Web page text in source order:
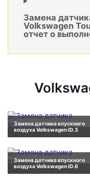
Замена
Volkswagen
отчет о
Замена датчика впускного
воздуха Volkswagen ID.3
Замена датчика впускного
воздуха Volkswagen ID.6